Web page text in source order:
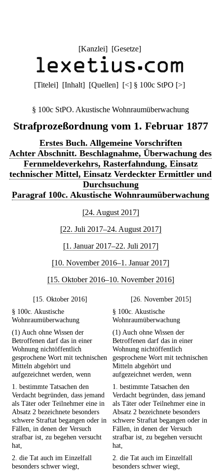
[Kanzlei] [Gesetze]
[Titelei] [Inhalt] [Quellen] [<] § 100c StPO [>]
§ 100c StPO. Akustische Wohnraumüberwachung
Strafprozeßordnung vom 1. Februar 1877
Erstes Buch. Allgemeine Vorschriften
Achter Abschnitt. Beschlagnahme, Überwachung des
Fernmeldeverkehrs, Rasterfahndung, Einsatz
technischer Mittel, Einsatz Verdeckter Ermittler und
Durchsuchung
Paragraf 100c. Akustische Wohnraumüberwachung
[24. August 2017]
[22. Juli 2017–24. August 2017]
[1. Januar 2017–22. Juli 2017]
[10. November 2016–1. Januar 2017]
[15. Oktober 2016–10. November 2016]
[15. Oktober 2016]
[26. November 2015]
§ 100c. Akustische
Wohnraumüberwachung
§ 100c. Akustische
Wohnraumüberwachung
(1) Auch ohne Wissen der
Betroffenen darf das in einer
Wohnung nichtöffentlich
gesprochene Wort mit technischen
Mitteln abgehört und
aufgezeichnet werden, wenn
(1) Auch ohne Wissen der
Betroffenen darf das in einer
Wohnung nichtöffentlich
gesprochene Wort mit technischen
Mitteln abgehört und
aufgezeichnet werden, wenn
1. bestimmte Tatsachen den
Verdacht begründen, dass jemand
als Täter oder Teilnehmer eine in
Absatz 2 bezeichnete besonders
schwere Straftat begangen oder in
Fällen, in denen der Versuch
strafbar ist, zu begehen versucht
hat,
1. bestimmte Tatsachen den
Verdacht begründen, dass jemand
als Täter oder Teilnehmer eine in
Absatz 2 bezeichnete besonders
schwere Straftat begangen oder in
Fällen, in denen der Versuch
strafbar ist, zu begehen versucht
hat,
2. die Tat auch im Einzelfall
besonders schwer wiegt,
2. die Tat auch im Einzelfall
besonders schwer wiegt,